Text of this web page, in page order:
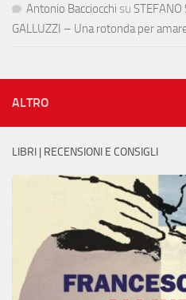
Antonio Bacciocchi su
GALLUZZI – Una rotonda per
ALTRO
LIBRI | RECENSIONI E CONSIGLI